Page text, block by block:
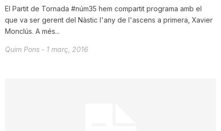
El Partit de Tornada #núm35 hem compartit programa amb el
que va ser gerent del Nàstic l'any de l'ascens a primera, Xavier
Monclús. A més...
Quim Pons - 1 març, 2016